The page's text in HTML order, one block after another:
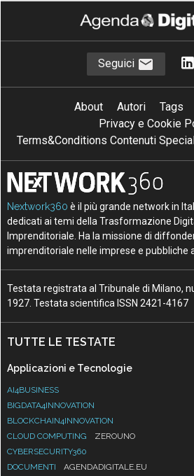
Seguici
About Autori Tags
Privacy e Cookie
Terms&Conditions Contenuti
Nextwork360 è il più grande network in
dedicati ai temi della Trasformazione
Imprenditoriale. Ha la missione di
imprenditoriale nelle imprese e pubbliche
Testata registrata al Tribunale di Milano,
1927. Testata scientifica ISSN 2421-4167
TUTTE LE TESTATE
Applicazioni e Tecnologie
AI4BUSINESS
BIGDATA4INNOVATION
BLOCKCHAIN4INNOVATION
CLOUD COMPUTING
ZEROUNO
CYBERSECURITY360
DOCUMENTI
AGENDADIGITALE.EU